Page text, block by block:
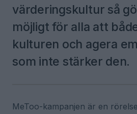
värderingskultur så
möjligt för alla att
kulturen och agera
som inte stärker den.
MeToo-kampanjen är en